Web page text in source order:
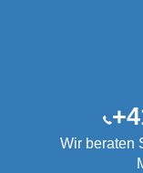
Wir beraten